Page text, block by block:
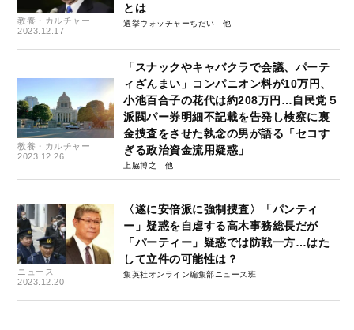
教養・カルチャー
2023.12.17
とは
選挙ウォッチャーちだい
教養・カルチャー
2023.12.26
「スナックやキャバクラで会議、パーテ
ィざんまい」コンパニオン料が10万円、
小池百合子の花代は約208万円…自民党５
派閥パー券明細不記載を告発し検察に裏
金捜査をさせた執念の男が語る「セコす
ぎる政治資金流用疑惑」
上脇博之
ニュース
2023.12.20
〈遂に安倍派に強制捜査〉「パンティ
ー」疑惑を自虐する高木事務総長だが
「パーティー」疑惑では防戦一方…はた
して立件の可能性は？
集英社オンライン編集部ニュース班